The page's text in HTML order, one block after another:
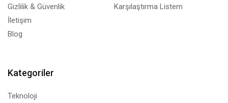
Gizlilik & Güvenlik
İletişim
Blog
Karşılaştırma Listem
Kategoriler
Teknoloji